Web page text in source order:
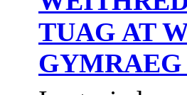
TUAG AT
GYMRAEG